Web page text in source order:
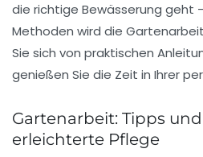
die richtige Bewässerung geht
Methoden wird die
Sie sich von praktischen
genießen Sie die Zeit in Ihrer
Gartenarbeit: Tipps
erleichterte Pflege